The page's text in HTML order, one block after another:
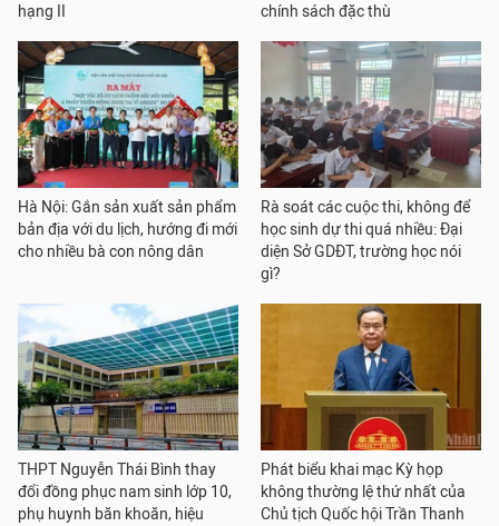
hạng II
chính sách đặc thù
Hà Nội: Gắn sản xuất sản phẩm
bản địa với du lịch, hướng đi mới
cho nhiều bà con nông dân
Rà soát các cuộc thi, không để
học sinh dự thi quá nhiều: Đại
diện Sở GDĐT, trường học nói
gì?
THPT Nguyễn Thái Bình thay
đổi đồng phục nam sinh lớp 10,
phụ huynh băn khoăn, hiệu
Phát biểu khai mạc Kỳ họp
không thường lệ thứ nhất của
Chủ tịch Quốc hội Trần Thanh